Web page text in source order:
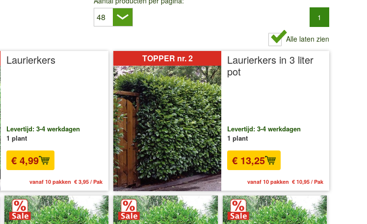
1
Alle laten zien
Laurierkers
Levertijd: 3-4 werkdagen
1 plant
€ 4,99
vanaf 10 pakken € 3,95 / Pak
TOPPER nr. 2
Laurierkers in 3 liter
pot
Levertijd: 3-4 werkdagen
1 plant
€ 13,25
vanaf 10 pakken € 10,95 / Pak